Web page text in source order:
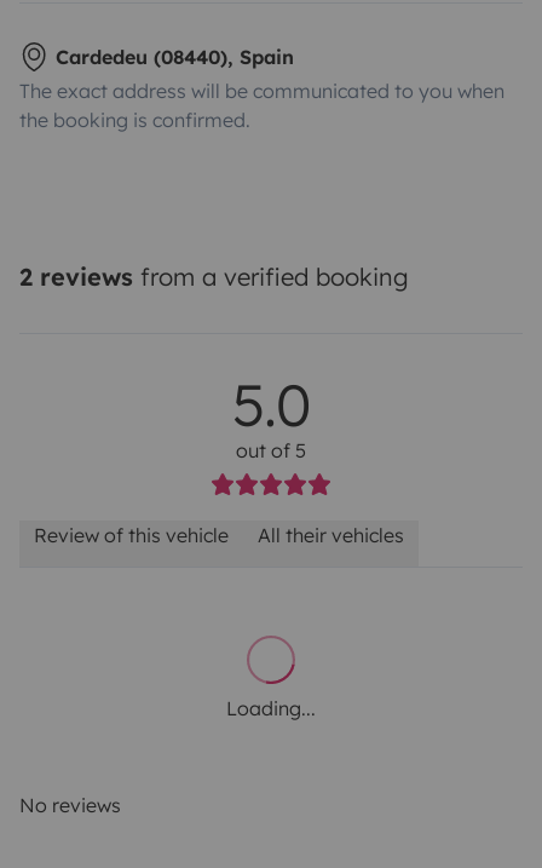
Cardedeu (08440), Spain
The exact address will be communicated to you when
the booking is confirmed.
2 reviews from a verified booking
5.0
out of 5
Review of this vehicle All their vehicles
Loading...
No reviews